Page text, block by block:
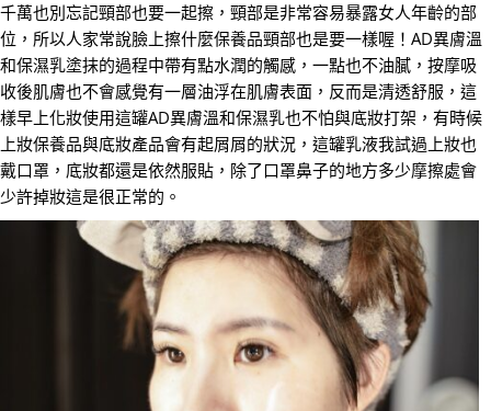
千萬也別忘記頸部也要一起擦，頸部是非常容易暴露女人年齡的部
位，所以人家常說臉上擦什麼保養品頸部也是要一樣喔！AD異膚溫
和保濕乳塗抹的過程中帶有點水潤的觸感，一點也不油膩，按摩吸
收後肌膚也不會感覺有一層油浮在肌膚表面，反而是清透舒服，這
樣早上化妝使用這罐AD異膚溫和保濕乳也不怕與底妝打架，有時候
上妝保養品與底妝產品會有起屑屑的狀況，這罐乳液我試過上妝也
戴口罩，底妝都還是依然服貼，除了口罩鼻子的地方多少摩擦處會
少許掉妝這是很正常的。